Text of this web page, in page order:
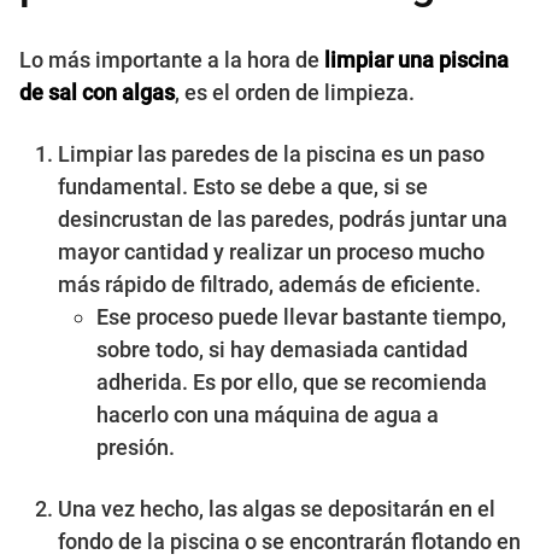
Lo más importante a la hora de limpiar una piscina
de sal con algas, es el orden de limpieza.
Limpiar las paredes de la piscina es un paso
fundamental. Esto se debe a que, si se
desincrustan de las paredes, podrás juntar una
mayor cantidad y realizar un proceso mucho
más rápido de filtrado, además de eficiente.
Ese proceso puede llevar bastante tiempo,
sobre todo, si hay demasiada cantidad
adherida. Es por ello, que se recomienda
hacerlo con una máquina de agua a
presión.
Una vez hecho, las algas se depositarán en el
fondo de la piscina o se encontrarán flotando en